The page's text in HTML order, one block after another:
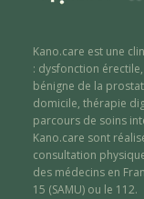
Kano.care est une
: dysfonction érectile,
bénigne de la
domicile, thérapie
parcours de soins
Kano.care sont
consultation
des médecins en
15 (SAMU) ou le 112.